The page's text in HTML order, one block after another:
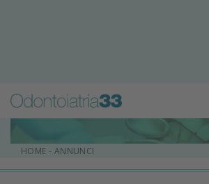
HOME - ANNUNCI